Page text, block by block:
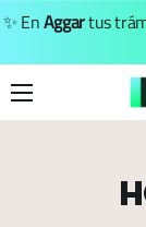
✨ EnAggartus
Inicio